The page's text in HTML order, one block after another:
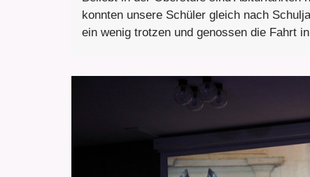
konnten unsere Schüler gleich nach
ein wenig trotzen und genossen die Fahrt